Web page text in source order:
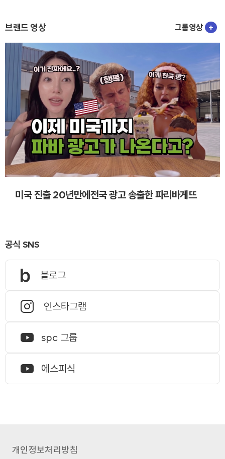
브랜드 영상 그룹영상 +
미국 진출 20년만에전국 광고 송출한 파리바게뜨
공식 SNS
블로그
인스타그램
spc 그룹
에스피식
개인정보처리방침